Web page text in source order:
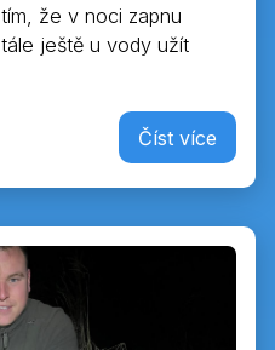
že v noci zapnu
ještě u vody užít
Číst více